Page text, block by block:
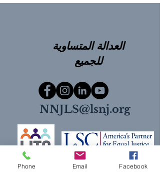
العدالة المتساوية
للجميع
NNJLS@lsnj.org
Phone Email Facebook